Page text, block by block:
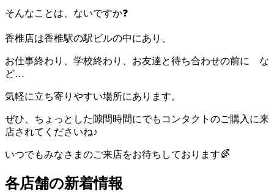
そんなことは、ないですか❓
香椎店は香椎駅の駅ビルの中にあり、
お仕事終わり、学校終わり、お友達と待ち合わせの前に な
ど…
気軽に立ち寄りやすい場所にあります。
ぜひ、ちょっとした隙間時間にでもコンタクトのご購入に来
店されてくださいね♪
いつでもみなさまのご来店をお待ちしております🌈
各店舗の新着情報